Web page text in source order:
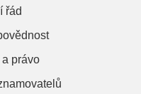
řád
právo